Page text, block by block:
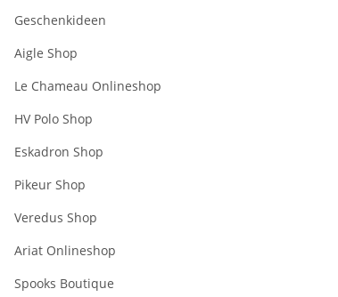
Geschenkideen
Aigle Shop
Le Chameau Onlineshop
HV Polo Shop
Eskadron Shop
Pikeur Shop
Veredus Shop
Ariat Onlineshop
Spooks Boutique